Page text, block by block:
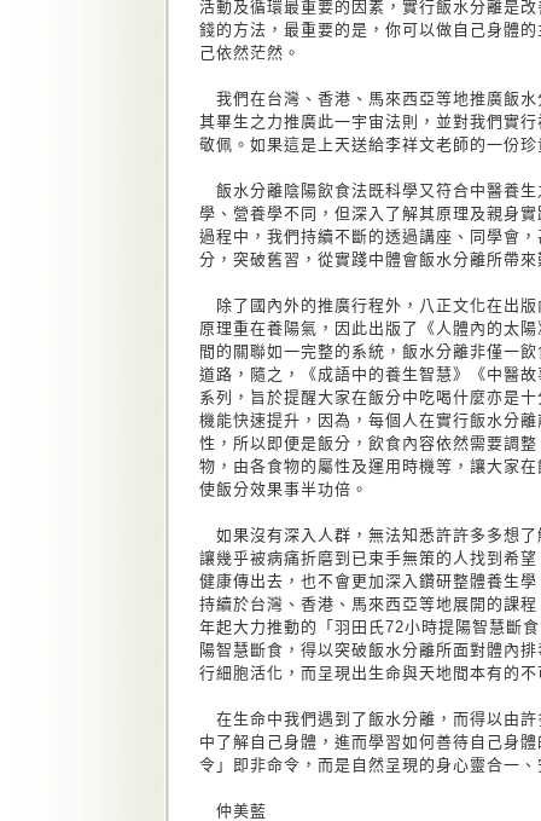
活動及循環最重要的因素，實行飯水分離是
錢的方法，最重要的是，你可以做自己身體
己依然茫然。
我們在台灣、香港、馬來西亞等地推廣飯
其畢生之力推廣此一宇宙法則，並對我們實
敬佩。如果這是上天送給李祥文老師的一份
飯水分離陰陽飲食法既科學又符合中醫養
學、營養學不同，但深入了解其原理及親身
過程中，我們持續不斷的透過講座、同學會
分，突破舊習，從實踐中體會飯水分離所帶
除了國內外的推廣行程外，八正文化在出
原理重在養陽氣，因此出版了《人體內的太
間的關聯如一完整的系統，飯水分離非僅一
道路，隨之，《成語中的養生智慧》《中醫
系列，旨於提醒大家在飯分中吃喝什麼亦是
機能快速提升，因為，每個人在實行飯水分
性，所以即便是飯分，飲食內容依然需要調
物，由各食物的屬性及運用時機等，讓大家
使飯分效果事半功倍。
如果沒有深入人群，無法知悉許許多多想
讓幾乎被病痛折磨到已束手無策的人找到希
健康傳出去，也不會更加深入鑽研整體養生
持續於台灣、香港、馬來西亞等地展開的課
年起大力推動的「羽田氏72小時提陽智慧斷
陽智慧斷食，得以突破飯水分離所面對體內
行細胞活化，而呈現出生命與天地間本有的
在生命中我們遇到了飯水分離，而得以由
中了解自己身體，進而學習如何善待自己身
令」即非命令，而是自然呈現的身心靈合一
仲美藍